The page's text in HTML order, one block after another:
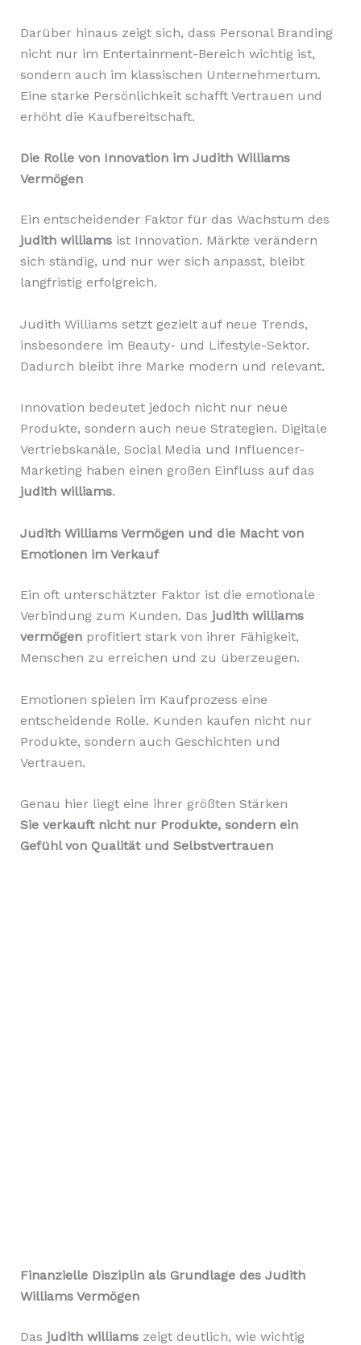
Darüber hinaus zeigt sich, dass Personal Branding
nicht nur im Entertainment-Bereich wichtig ist,
sondern auch im klassischen Unternehmertum.
Eine starke Persönlichkeit schafft Vertrauen und
erhöht die Kaufbereitschaft.
Die Rolle von Innovation im Judith Williams
Vermögen
Ein entscheidender Faktor für das Wachstum des
judith williamsist Innovation. Märkte verändern
sich ständig, und nur wer sich anpasst, bleibt
langfristig erfolgreich.
Judith Williams setzt gezielt auf neue Trends,
insbesondere im Beauty- und Lifestyle-Sektor.
Dadurch bleibt ihre Marke modern und relevant.
Innovation bedeutet jedoch nicht nur neue
Produkte, sondern auch neue Strategien. Digitale
Vertriebskanäle, Social Media und Influencer-
Marketing haben einen großen Einfluss auf das
judith williams.
Judith Williams Vermögen und die Macht von
Emotionen im Verkauf
Ein oft unterschätzter Faktor ist die emotionale
Verbindung zum Kunden. Das judith williams
vermögenprofitiert stark von ihrer Fähigkeit,
Menschen zu erreichen und zu überzeugen.
Emotionen spielen im Kaufprozess eine
entscheidende Rolle. Kunden kaufen nicht nur
Produkte, sondern auch Geschichten und
Vertrauen.
Genau hier liegt eine ihrer größten Stärken
Sie verkauft nicht nur Produkte, sondern ein
Gefühl von Qualität und Selbstvertrauen
Finanzielle Disziplin als Grundlage des Judith
Williams Vermögen
Das judith williamszeigt deutlich, wie wichtig